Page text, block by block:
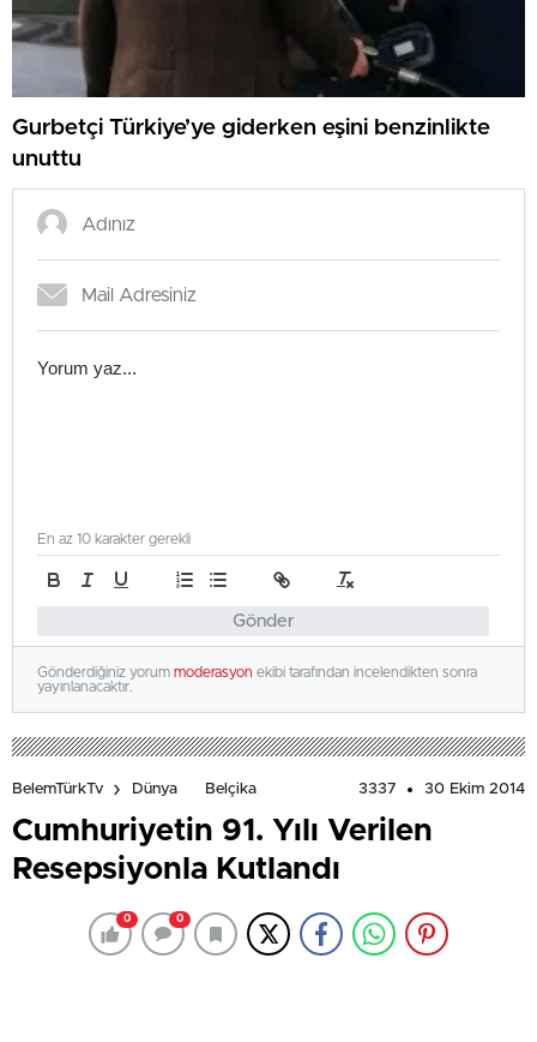
Gurbetçi Türkiye’ye giderken eşini benzinlikte
unuttu
Gönder
En az 10 karakter gerekli
Gönderdiğiniz yorum moderasyon ekibi tarafından incelendikten sonra
yayınlanacaktır.
BelemTürkTv Dünya Belçika 3337 30 Ekim 2014
Cumhuriyetin 91. Yılı Verilen
Resepsiyonla Kutlandı
0 0